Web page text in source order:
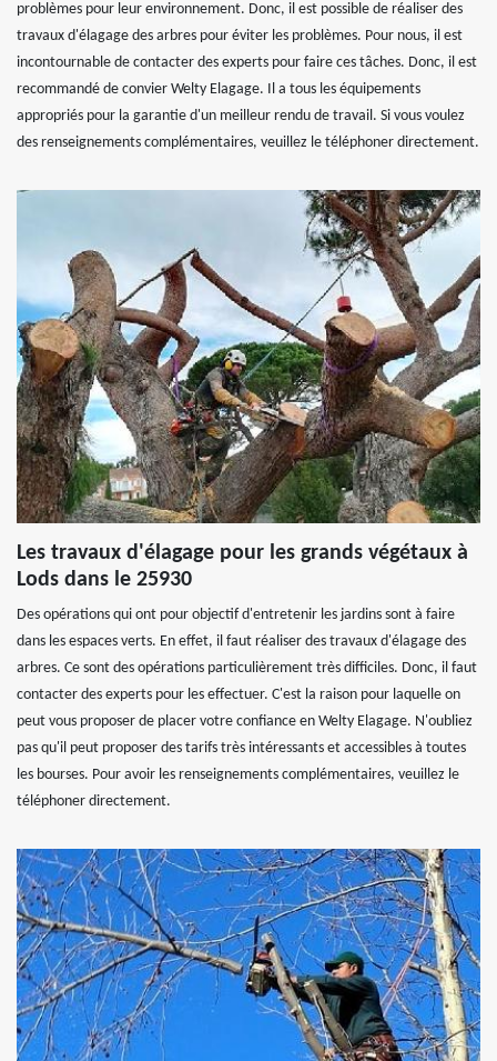
problèmes pour leur environnement. Donc, il est possible de réaliser des
travaux d'élagage des arbres pour éviter les problèmes. Pour nous, il est
incontournable de contacter des experts pour faire ces tâches. Donc, il est
recommandé de convier Welty Elagage. Il a tous les équipements
appropriés pour la garantie d'un meilleur rendu de travail. Si vous voulez
des renseignements complémentaires, veuillez le téléphoner directement.
Les travaux d'élagage pour les grands végétaux à
Lods dans le 25930
Des opérations qui ont pour objectif d'entretenir les jardins sont à faire
dans les espaces verts. En effet, il faut réaliser des travaux d'élagage des
arbres. Ce sont des opérations particulièrement très difficiles. Donc, il faut
contacter des experts pour les effectuer. C'est la raison pour laquelle on
peut vous proposer de placer votre confiance en Welty Elagage. N'oubliez
pas qu'il peut proposer des tarifs très intéressants et accessibles à toutes
les bourses. Pour avoir les renseignements complémentaires, veuillez le
téléphoner directement.